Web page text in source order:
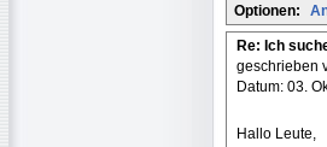
Optionen:
Re: Ich
geschrieben
Datum: 03.
Hallo Leute,